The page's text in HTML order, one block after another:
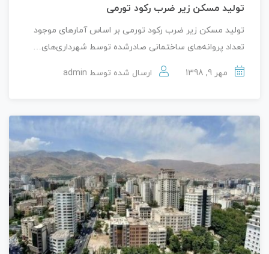
تولید مسکن زیر ضرب رکود تورمی
تولید مسکن زیر ضرب رکود تورمی بر اساس آمارهای موجود
تعداد پروانه‌های ساختمانی صادرشده توسط شهرداری‌های…
مهر 9, 1398 ارسال شده توسط admin